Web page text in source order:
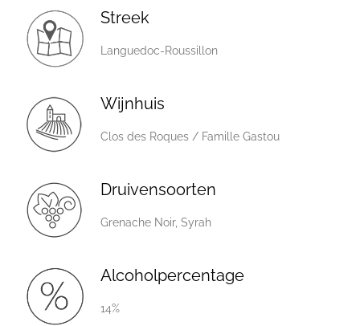
Streek
Languedoc-Roussillon
Wijnhuis
Clos des Roques / Famille Gastou
Druivensoorten
Grenache Noir, Syrah
Alcoholpercentage
14%